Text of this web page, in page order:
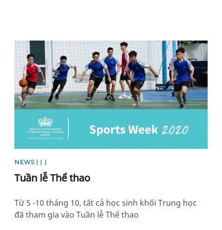
News image
NEWS | | |
Tuần lễ Thể thao
Từ 5 -10 tháng 10, tất cả học sinh khối Trung học
đã tham gia vào Tuần lễ Thể thao